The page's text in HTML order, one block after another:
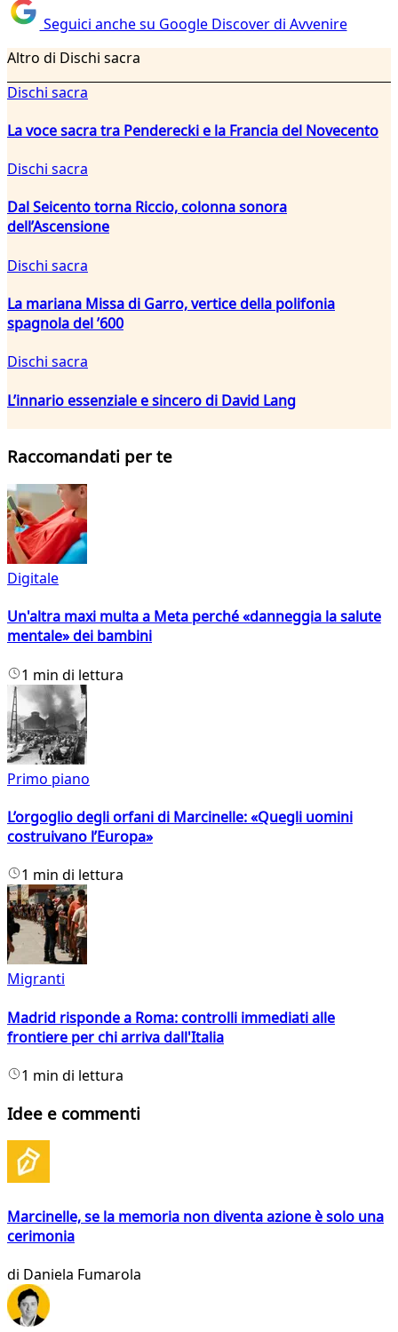
Seguici anche su Google Discover di Avvenire
Altro di Dischi sacra
Dischi sacra
La voce sacra tra Penderecki e la Francia del Novecento
Dischi sacra
Dal Seicento torna Riccio, colonna sonora
dell’Ascensione
Dischi sacra
La mariana Missa di Garro, vertice della polifonia
spagnola del ’600
Dischi sacra
L’innario essenziale e sincero di David Lang
Raccomandati per te
Digitale
Un'altra maxi multa a Meta perché «danneggia la salute
mentale» dei bambini
1 min di lettura
Primo piano
L’orgoglio degli orfani di Marcinelle: «Quegli uomini
costruivano l’Europa»
1 min di lettura
Migranti
Madrid risponde a Roma: controlli immediati alle
frontiere per chi arriva dall'Italia
1 min di lettura
Idee e commenti
Marcinelle, se la memoria non diventa azione è solo una
cerimonia
di Daniela Fumarola